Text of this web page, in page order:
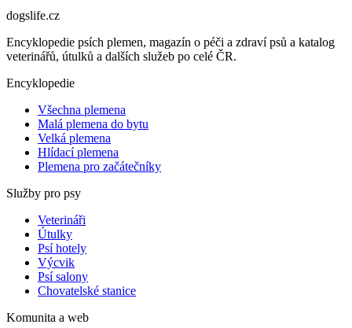
dogslife.cz
Encyklopedie psích plemen, magazín o péči a zdraví psů a katalog
veterinářů, útulků a dalších služeb po celé ČR.
Encyklopedie
Všechna plemena
Malá plemena do bytu
Velká plemena
Hlídací plemena
Plemena pro začátečníky
Služby pro psy
Veterináři
Útulky
Psí hotely
Výcvik
Psí salony
Chovatelské stanice
Komunita a web